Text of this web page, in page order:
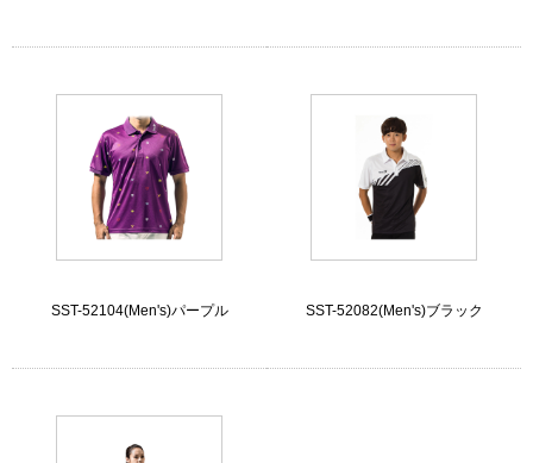
SST-52104(Men's)パープル SST-52082(Men's)ブラック